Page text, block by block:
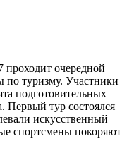
очередной
по туризму. Участники
подготовительных
Первый тур состоялся
искусственный
спортсмены покоряют